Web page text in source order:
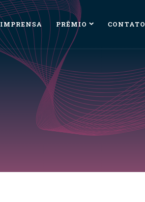
IMPRENSA PRÊMIO CONTATO